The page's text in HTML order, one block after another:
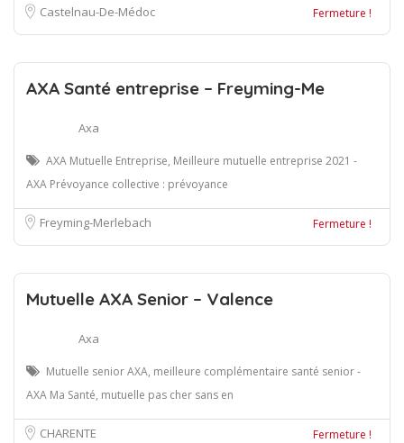
Castelnau-De-Médoc Fermeture !
AXA Santé entreprise – Freyming-Me
Axa
AXA Mutuelle Entreprise, Meilleure mutuelle entreprise 2021 -
AXA Prévoyance collective : prévoyance
Freyming-Merlebach Fermeture !
Mutuelle AXA Senior – Valence
Axa
Mutuelle senior AXA, meilleure complémentaire santé senior -
AXA Ma Santé, mutuelle pas cher sans en
CHARENTE Fermeture !